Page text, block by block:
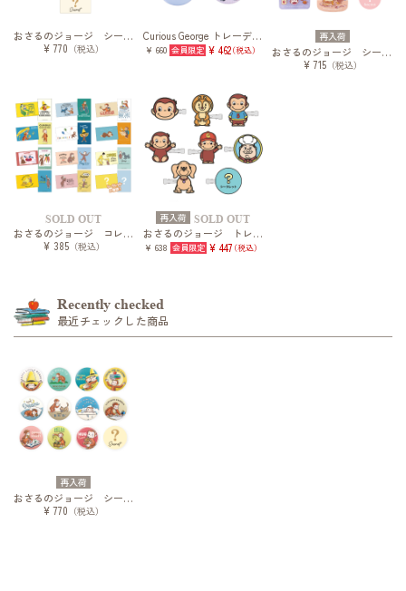
おさるのジョージ シークレットフラットミニポーチ スケッチスタイル
¥ 770 （税込）
Curious George トレーディング缶バッジ
¥ 660 ¥ 462（税込）
再入荷
おさるのジョージ シークレットアクリルステッカー/パステル
¥ 715（税込）
SOLD OUT
おさるのジョージ コレクションスマロイド
¥ 385（税込）
再入荷 SOLD OUT
おさるのジョージ トレーディング前髪クリップ vol.2
¥ 638 ¥ 447（税込）
Recently checked
最近チェックした商品
再入荷
おさるのジョージ シークレットレザー風缶バッジ スケッチスタイル
¥ 770 （税込）